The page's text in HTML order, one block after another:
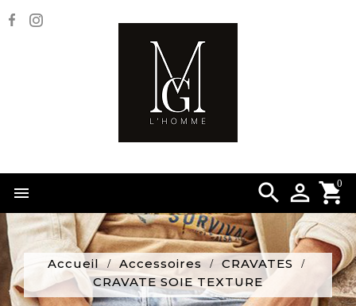


0
Accueil Accessoires
CRAVATES
CRAVATE SOIE TEXTURE